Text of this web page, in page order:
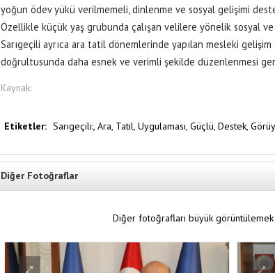
yoğun ödev yükü verilmemeli, dinlenme ve sosyal gelişimi
Özellikle küçük yaş grubunda çalışan velilere yönelik sosyal
Sarıgeçili ayrıca ara tatil dönemlerinde yapılan mesleki
doğrultusunda daha esnek ve verimli şekilde düzenlenmesi
Kaynak:
Etiketler: Sarıgeçili:, Ara, Tatil, Uygulaması, Güçlü, Destek,
Diğer Fotoğraflar
Diğer fotoğrafları büyük görüntülemek